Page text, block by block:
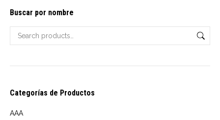
The
options
may
chosen
the
Buscar por nombre
Categorías de Productos
AAA